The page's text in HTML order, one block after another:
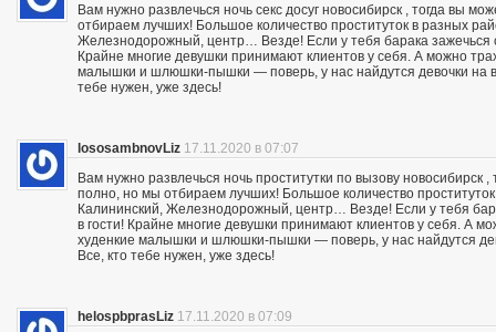
Вам нужно развлечься ночь секс досуг новосибирск , тогда вы
отбираем лучших! Большое количество проституток в разных
Железнодорожный, центр… Везде! Если у тебя барака зажечься
Крайне многие девушки принимают клиентов у себя. А можно
малышки и шлюшки-пышки — поверь, у нас найдутся девочки на
тебе нужен, уже здесь!
lososambnovLiz 17.11.2020 в 07:07
Вам нужно развлечься ночь проститутки по вызову
полно, но мы отбираем лучших! Большое количество
Калининский, Железнодорожный, центр… Везде! Если у тебя
в гости! Крайне многие девушки принимают клиентов у себя. А
худенкие малышки и шлюшки-пышки — поверь, у нас найдутся
Все, кто тебе нужен, уже здесь!
helospbprasLiz 17.11.2020 в 07:09